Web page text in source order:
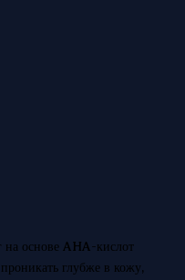
на основе AHA-кислот
глубже в кожу,